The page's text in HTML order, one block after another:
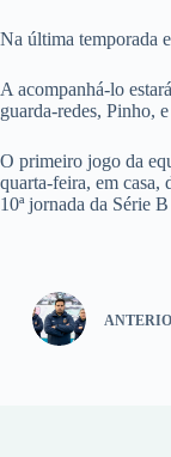
Na última temporada
A acompanhá-lo
guarda-redes, Pinho,
O primeiro jogo da
quarta-feira, em casa,
10ª jornada da Série